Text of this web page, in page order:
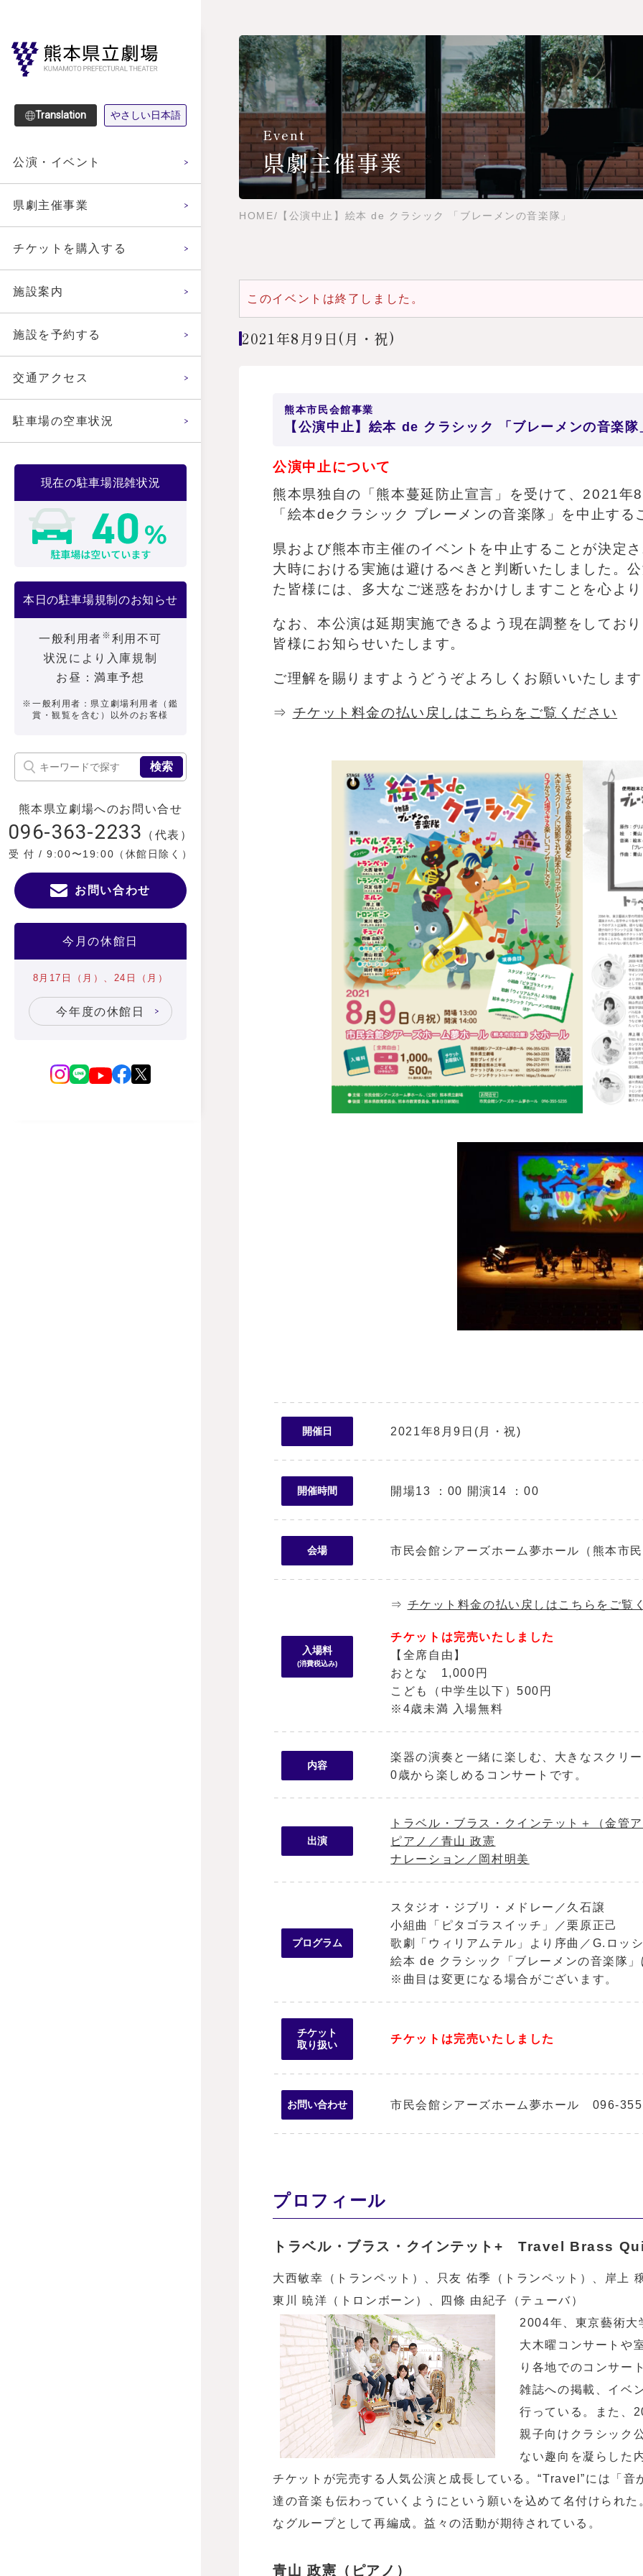
Translation やさしい日本語
公演・イベント
県劇主催事業
チケットを購入する
施設案内
施設を予約する
交通アクセス
駐車場の空車状況
現在の駐車場混雑状況
本日の駐車場規制のお知らせ
一般利用者 ※ 利用不可
状況により入庫規制
お昼：満車予想
※一般利用者：県立劇場利用者（鑑
賞・観覧を含む）以外のお客様
検索
熊本県立劇場へのお問い合せ
096-363-2233 （代表）
受 付 / 9:00〜19:00（休館日除く）
お問い合わせ
今月の休館日
8月17日（月）、24日（月）
今年度の休館日
Event
県劇主催事業
HOME/ 【公演中止】絵本 de クラシック 「ブレーメンの音楽隊」
このイベントは終了しました。
2021年8月9日(月・祝)
熊本市民会館事業
【公演中止】絵本 de クラシック 「ブレーメンの音楽隊
公演中止について
熊本県独自の「熊本蔓延防止宣言」を受けて、2021年
「絵本deクラシック ブレーメンの音楽隊」を中止する
県および熊本市主催のイベントを中止することが決定
大時における実施は避けるべきと判断いたしました。
た皆様には、多大なご迷惑をおかけしますことを心よ
なお、本公演は延期実施できるよう現在調整をしてお
皆様にお知らせいたします。
ご理解を賜りますようどうぞよろしくお願いいたしま
⇒ チケット料金の払い戻しはこちらをご覧ください
開催日 2021年8月9日(月・祝)
開催時間 開場13 ：00 開演14 ：00
会場 市民会館シアーズホーム夢ホール（熊本市
入場料
(消費税込み)
⇒ チケット料金の払い戻しはこちらをご覧
チケットは完売いたしました
【全席自由】
おとな 1,000円
こども（中学生以下）500円
※4歳未満 入場無料
内容
楽器の演奏と一緒に楽しむ、大きなスクリ
0歳から楽しめるコンサートです。
出演
トラベル・ブラス・クインテット＋（金管
ピアノ／青山 政憲
ナレーション／岡村明美
プログラム
スタジオ・ジブリ・メドレー／久石譲
小組曲「ピタゴラスイッチ」／栗原正己
歌劇「ウィリアムテル」より序曲／G.ロッ
絵本 de クラシック「ブレーメンの音楽隊
※曲目は変更になる場合がございます。
チケット
取り扱い
チケットは完売いたしました
お問い合わせ 市民会館シアーズホーム夢ホール 096-
プロフィール
トラベル・ブラス・クインテット+ Travel Brass
大西敏幸（トランペット）、只友 佑季（トランペット）、岸上
東川 暁洋（トロンボーン）、四條 由紀子（テューバ）
2004年、東京藝術大
大木曜コンサートや
り各地でのコンサー
雑誌への掲載、イベ
行っている。また、
親子向けクラシック
ない趣向を凝らした
チケットが完売する人気公演と成長している。“Travel”には「
達の音楽も伝わっていくようにという願いを込めて名付けられ
なグループとして再編成。益々の活動が期待されている。
青山 政憲（ピアノ）